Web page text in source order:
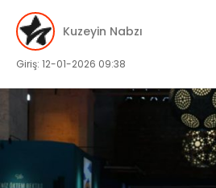
MAGAZIN
SAĞLIK
Kuzeyin Nabzı
Giriş: 12-01-2026 09:38